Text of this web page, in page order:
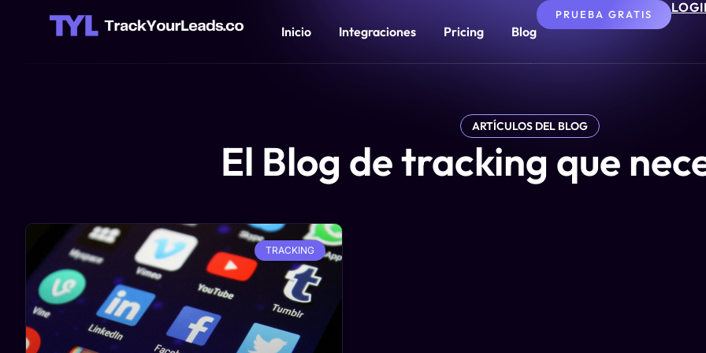
Inicio Integraciones Pricing Blog
PRUEBA GRATIS
ARTÍCULOS DEL BLOG
El Blog de tracking que
TRACKING